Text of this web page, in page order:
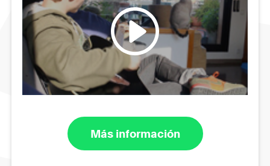
Más información